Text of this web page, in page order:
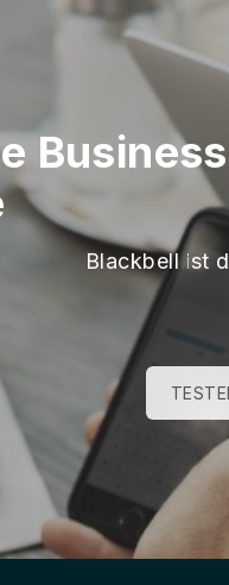
Blackbell ist